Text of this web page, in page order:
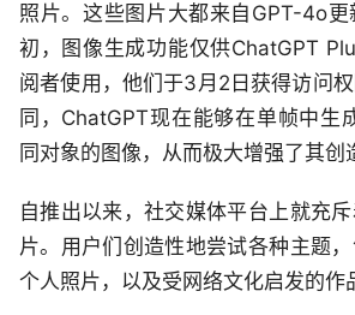
照片。这些图片大都来自GPT-4o
初，图像生成功能仅供ChatGPT
阅者使用，他们于3月2日获得访问
同，ChatGPT现在能够在单帧中生
同对象的图像，从而极大增强了其创
自推出以来，社交媒体平台上就充
片。用户们创造性地尝试各种主题
个人照片，以及受网络文化启发的作